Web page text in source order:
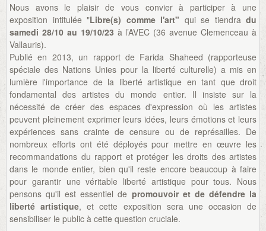
Nous avons le plaisir de vous convier à participer à une
exposition intitulée "Libre(s) comme l'art" qui se tiendra du
samedi 28/10 au 19/10/23 à l’AVEC (36 avenue Clemenceau à
Vallauris).
Publié en 2013, un rapport de Farida Shaheed (rapporteuse
spéciale des Nations Unies pour la liberté culturelle) a mis en
lumière l'importance de la liberté artistique en tant que droit
fondamental des artistes du monde entier. Il insiste sur la
nécessité de créer des espaces d'expression où les artistes
peuvent pleinement exprimer leurs idées, leurs émotions et leurs
expériences sans crainte de censure ou de représailles. De
nombreux efforts ont été déployés pour mettre en œuvre les
recommandations du rapport et protéger les droits des artistes
dans le monde entier, bien qu'il reste encore beaucoup à faire
pour garantir une véritable liberté artistique pour tous. Nous
pensons qu'il est essentiel de promouvoir et de défendre la
liberté artistique, et cette exposition sera une occasion de
sensibiliser le public à cette question cruciale.